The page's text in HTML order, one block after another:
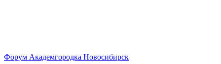
Форум Академгородка Новосибирск